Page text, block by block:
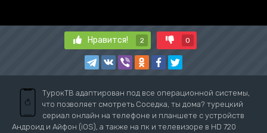
Нравится! 2 0
ТурокТВ адаптирован под все операционной системы,
что позволяет смотреть Соседка, ты дома? турецкий
сериал онлайн на телефоне и планшете с устройств
Андроид и Айфон (iOS), а также на пк и телевизоре в HD 720